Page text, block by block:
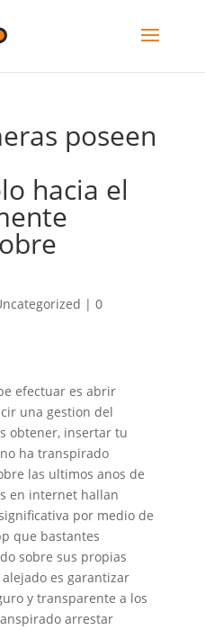
poseen
hacia el
| 0
efectuar es abrir
una gestion del
obtener, insertar tu
ha transpirado
las ultimos anos de
en internet hallan
por medio de
que bastantes
sobre sus propias
es garantizar
y transparente a los
arrestar